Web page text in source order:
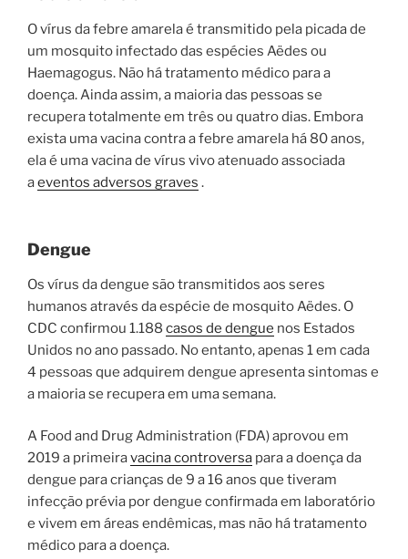
O vírus da febre amarela é transmitido pela picada de
um mosquito infectado das espécies Aëdes ou
Haemagogus. Não há tratamento médico para a
doença. Ainda assim, a maioria das pessoas se
recupera totalmente em três ou quatro dias. Embora
exista uma vacina contra a febre amarela há 80 anos,
ela é uma vacina de vírus vivo atenuado associada
aeventos adversos graves .
Dengue
Os vírus da dengue são transmitidos aos seres
humanos através da espécie de mosquito Aëdes. O
CDC confirmou 1.188 casos de dengue nos Estados
Unidos no ano passado. No entanto, apenas 1 em cada
4 pessoas que adquirem dengue apresenta sintomas e
a maioria se recupera em uma semana.
A Food and Drug Administration (FDA) aprovou em
2019 a primeiravacina controversa para a doença da
dengue para crianças de 9 a 16 anos que tiveram
infecção prévia por dengue confirmada em laboratório
e vivem em áreas endêmicas, mas não há tratamento
médico para a doença.